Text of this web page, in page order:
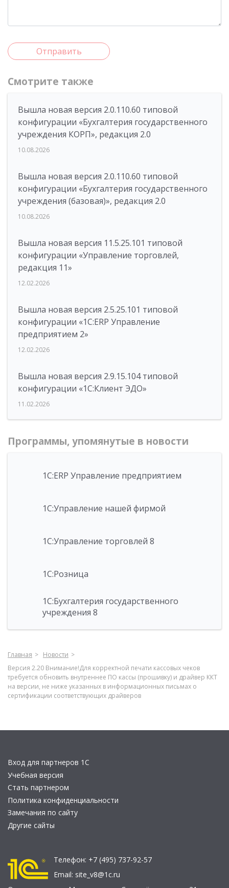
Отправить
Смотрите также
Вышла новая версия 2.0.110.60 типовой
конфигурации «Бухгалтерия государственного
учреждения КОРП», редакция 2.0
10.08.2026
Вышла новая версия 2.0.110.60 типовой
конфигурации «Бухгалтерия государственного
учреждения (базовая)», редакция 2.0
10.08.2026
Вышла новая версия 11.5.25.101 типовой
конфигурации «Управление торговлей,
редакция 11»
12.02.2026
Вышла новая версия 2.5.25.101 типовой
конфигурации «1С:ERP Управление
предприятием 2»
12.02.2026
Вышла новая версия 2.9.15.104 типовой
конфигурации «1С:Клиент ЭДО»
11.02.2026
Программы, упомянутые в новости
1С:ERP Управление предприятием
1С:Управление нашей фирмой
1С:Управление торговлей 8
1С:Розница
1С:Бухгалтерия государственного
учреждения 8
Главная
Новости
Версия 2.20 Внимание!Для корректной печати кассовых чеков
требуется обновить внутреннее ПО кассы (прошивку) и драйвер ККТ
на версии, не ниже указанных в информационных письмах о
сертификации соответствующих драйверов
Вход для партнеров 1С
Учебная версия
Стать партнером
Политика конфиденциальности
Замечания по сайту
Другие сайты
Телефон: +7 (495) 737-92-57
Email: site_v8@1c.ru